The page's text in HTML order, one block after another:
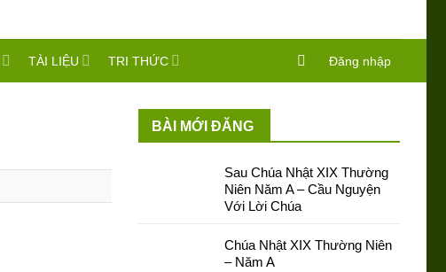
TÀI LIỆU TRI THỨC Đăng nhập
BÀI MỚI ĐĂNG
Sau Chúa Nhật XIX Thường
Niên Năm A – Cầu Nguyện
Với Lời Chúa
Chúa Nhật XIX Thường Niên
– Năm A